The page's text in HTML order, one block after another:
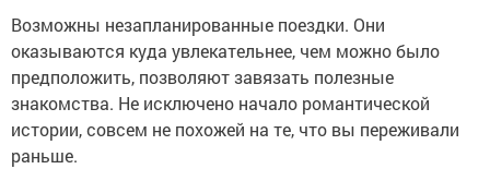
Возможны незапланированные поездки. Они
оказываются куда увлекательнее, чем можно было
предположить, позволяют завязать полезные
знакомства. Не исключено начало романтической
истории, совсем не похожей на те, что вы переживали
раньше.